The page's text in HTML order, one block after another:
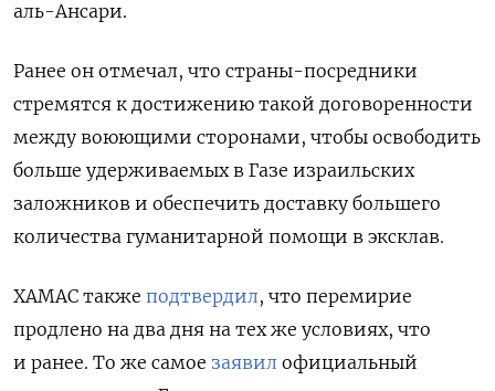
аль-Ансари.
Ранее он отмечал, что страны-посредники
стремятся к достижению такой договоренности
между воюющими сторонами, чтобы освободить
больше удерживаемых в Газе израильских
заложников и обеспечить доставку большего
количества гуманитарной помощи в эксклав.
ХАМАС также подтвердил, что перемирие
продлено на два дня на тех же условиях, что
и ранее. То же самое заявил официальный